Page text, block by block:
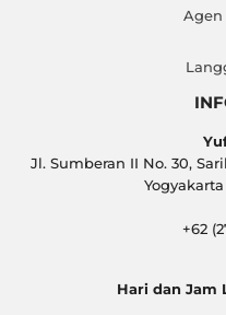
Agen
Jl. Sumberan II No. 30,
+62
Hari dan Jam